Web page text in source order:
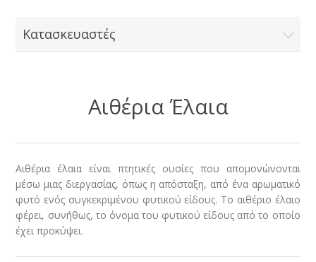
Κατασκευαστές
Αιθέρια Έλαια
Αιθέρια έλαια είναι πτητικές ουσίες που απομονώνονται
μέσω μιας διεργασίας, όπως η απόσταξη, από ένα αρωματικό
φυτό ενός συγκεκριμένου φυτικού είδους. Το αιθέριο έλαιο
φέρει, συνήθως, το όνομα του φυτικού είδους από το οποίο
έχει προκύψει.